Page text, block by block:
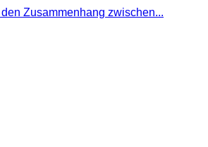
Zusammenhang zwischen...